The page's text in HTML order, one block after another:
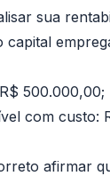
sua
com
afirmar